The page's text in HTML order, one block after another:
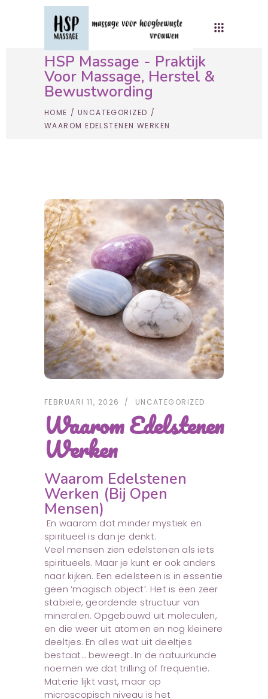
HSP Massage - Praktijk
Voor Massage, Herstel &
Bewustwording
HOME / UNCATEGORIZED /
WAAROM EDELSTENEN WERKEN
FEBRUARI 11, 2026 UNCATEGORIZED
Waarom Edelstenen
Werken
Waarom Edelstenen
Werken (bij Open
Mensen)
En waarom dat minder mystiek en
spiritueel is dan je denkt.
Veel mensen zien edelstenen als iets
spiritueels. Maar je kunt er ook anders
naar kijken. Een edelsteen is in essentie
geen ‘magisch object’. Het is een zeer
stabiele, geordende structuur van
mineralen. Opgebouwd uit moleculen,
en die weer uit atomen en nog kleinere
deeltjes. En alles wat uit deeltjes
bestaat… beweegt. In de natuurkunde
noemen we dat trilling of frequentie.
Materie lijkt vast, maar op
microscopisch niveau is het